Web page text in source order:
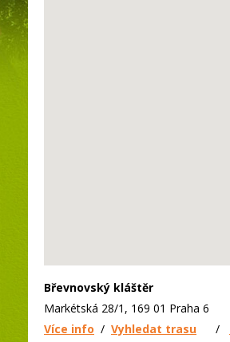
Břevnovský kláštěr
Markétská 28/1, 169 01 Praha 6
Více info / Vyhledat trasu /